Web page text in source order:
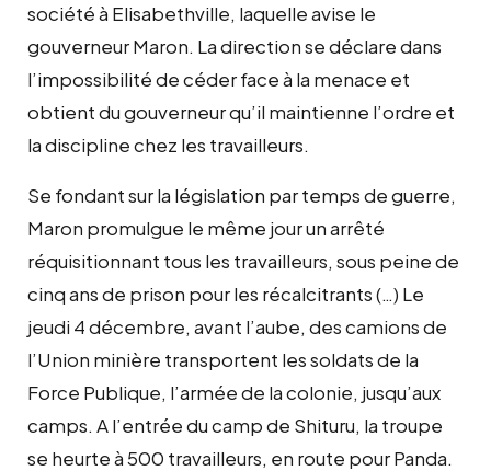
société à Elisabethville, laquelle avise le
gouverneur Maron. La direction se déclare dans
l’impossibilité de céder face à la menace et
obtient du gouverneur qu’il maintienne l’ordre et
la discipline chez les travailleurs.
Se fondant sur la législation par temps de guerre,
Maron promulgue le même jour un arrêté
réquisitionnant tous les travailleurs, sous peine de
cinq ans de prison pour les récalcitrants (…) Le
jeudi 4 décembre, avant l’aube, des camions de
l’Union minière transportent les soldats de la
Force Publique, l’armée de la colonie, jusqu’aux
camps. A l’entrée du camp de Shituru, la troupe
se heurte à 500 travailleurs, en route pour Panda.